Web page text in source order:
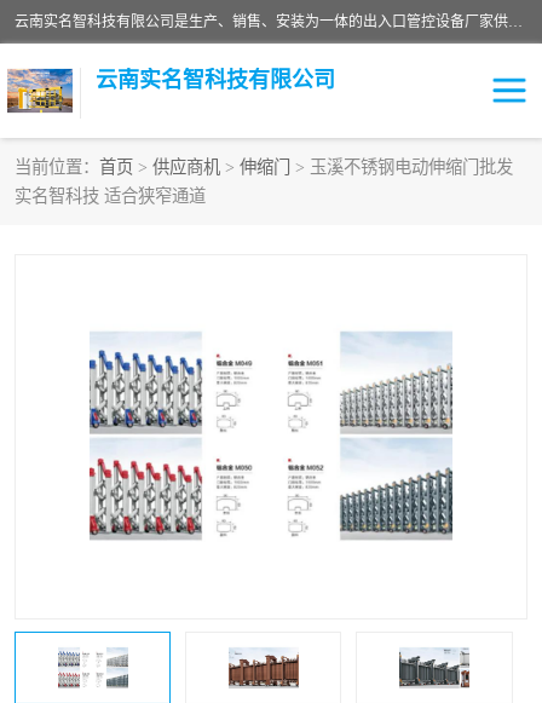
云南实名智科技有限公司是生产、销售、安装为一体的出入口管控设备厂家供应商。主营:电动伸缩门、道闸、广告道闸、重型空降闸、车牌识别、门禁通道、升降柱、岗亭、旗杆等智能设备。主营产品: 电动伸缩门,道闸门禁,车牌识别 生产、销售、安装为一体的出入口管控设备厂家源头供应商。
云南实名智科技有限公司
当前位置： 首页 > 供应商机 > 伸缩门
> 玉溪不锈钢电动伸缩门批发
实名智科技 适合狭窄通道
车牌识别门系列
升降门系列 通道闸系列
小门系列 伸缩门